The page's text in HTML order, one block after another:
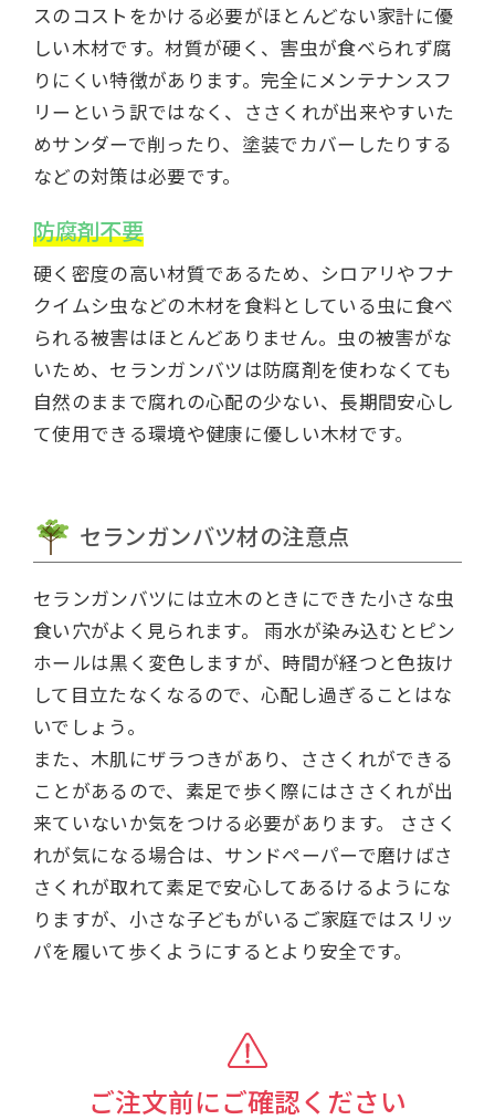
スのコストをかける必要がほとんどない家計に優
しい木材です。材質が硬く、害虫が食べられず腐
りにくい特徴があります。完全にメンテナンスフ
リーという訳ではなく、ささくれが出来やすいた
めサンダーで削ったり、塗装でカバーしたりする
などの対策は必要です。
防腐剤不要
硬く密度の高い材質であるため、シロアリやフナ
クイムシ虫などの木材を食料としている虫に食べ
られる被害はほとんどありません。虫の被害がな
いため、セランガンバツは防腐剤を使わなくても
自然のままで腐れの心配の少ない、長期間安心し
て使用できる環境や健康に優しい木材です。
セランガンバツ材の注意点
セランガンバツには立木のときにできた小さな虫
食い穴がよく見られます。
雨水が染み込むとピン
ホールは黒く変色しますが、時間が経つと色抜け
して目立たなくなるので、心配し過ぎることはな
いでしょう。
また、木肌にザラつきがあり、ささくれができる
ことがあるので、素足で歩く際にはささくれが出
来ていないか気をつける必要があります。
ささく
れが気になる場合は、サンドペーパーで磨けばさ
さくれが取れて素足で安心してあるけるようにな
りますが、小さな子どもがいるご家庭ではスリッ
パを履いて歩くようにするとより安全です。
ご注文前にご確認ください